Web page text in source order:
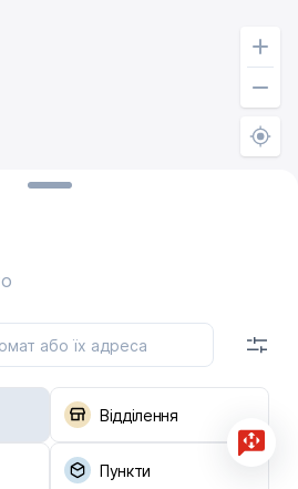
Відділення
Пункти